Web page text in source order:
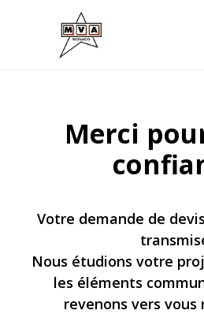
DEMANDER UN
Merci
Votre demande de
Nous étudions votre
les éléments
revenons vers